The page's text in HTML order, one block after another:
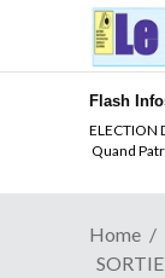
Flash
ELECTION
Quand
Home